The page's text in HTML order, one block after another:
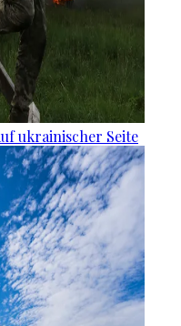
ukrainischer Seite